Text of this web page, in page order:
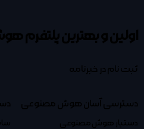
اولین و بهترین پلتفرم
ثبت نام در خبرنامه
دسترسی آسان هوش مصنوعی
دستیار هوش مصنوعی